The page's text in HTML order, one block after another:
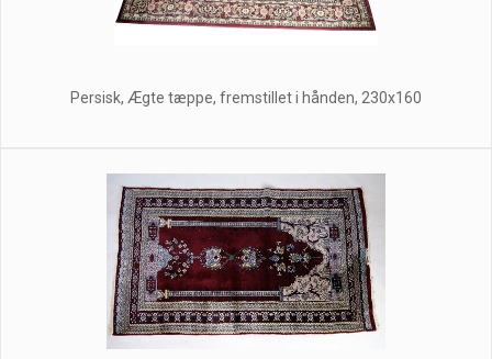
Persisk, Ægte tæppe, fremstillet i hånden, 230x160